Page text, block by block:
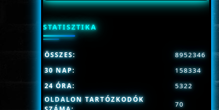
STATISZTIKA
OLDALON TARTÓZKODÓK
70
ÖSSZES:
8952346
30 NAP:
158334
24 ÓRA:
5322